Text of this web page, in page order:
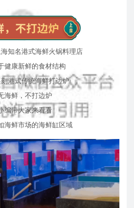
知名港式海鲜火锅料理店
健康新鲜的食材结构
港式传统海鲜打边炉
海鲜，不打边炉
编带大家来看看
海鲜市场的海鲜缸区域